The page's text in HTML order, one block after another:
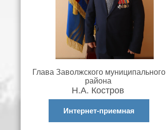
Глава Заволжского муниципального
района
Н.А. Костров
Интернет-приемная